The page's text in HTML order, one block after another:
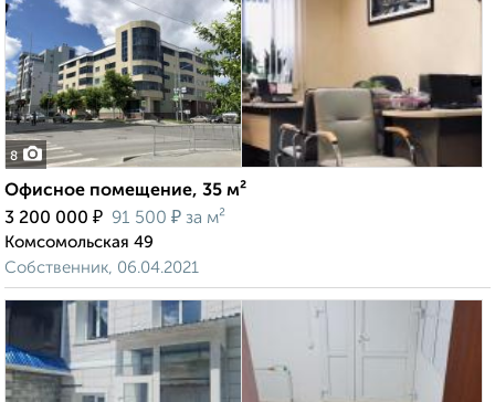
8
Офисное помещение, 35 м²
3 200 000 ₽ 91 500 ₽ за м²
Комсомольская 49
Собственник, 06.04.2021